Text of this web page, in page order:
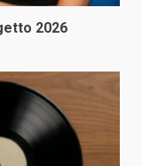
2026